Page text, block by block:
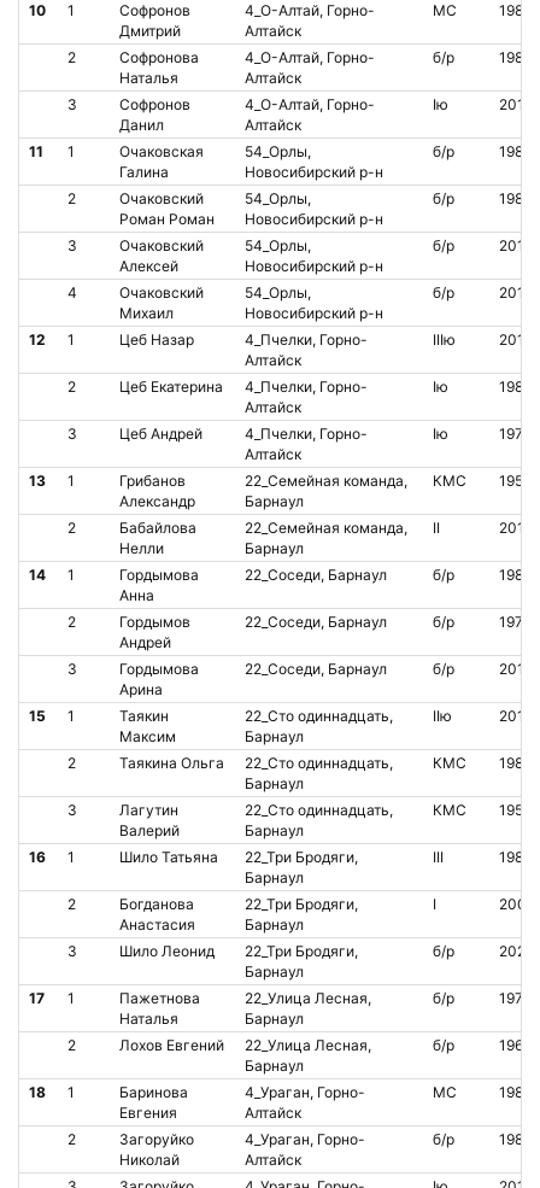
10 1
Софронов
Дмитрий
4_О-Алтай, Горно-
Алтайск
МС 1987
2
Софронова
Наталья
4_О-Алтай, Горно-
Алтайск
б/р 1987
3
Софронов
Данил
4_О-Алтай, Горно-
Алтайск
Iю 2014
11 1
Очаковская
Галина
54_Орлы,
Новосибирский р-н
б/р 1985
2
Очаковский
Роман Роман
54_Орлы,
Новосибирский р-н
б/р 1980
3
Очаковский
Алексей
54_Орлы,
Новосибирский р-н
б/р 2013
4
Очаковский
Михаил
54_Орлы,
Новосибирский р-н
б/р 2019
12 1 Цеб Назар
4_Пчелки, Горно-
Алтайск
IIIю 2014
2 Цеб Екатерина
4_Пчелки, Горно-
Алтайск
Iю 1981
3 Цеб Андрей
4_Пчелки, Горно-
Алтайск
Iю 1979
13 1
Грибанов
Александр
22_Семейная команда,
Барнаул
КМС 1950
2
Бабайлова
Нелли
22_Семейная команда,
Барнаул
II 2010
14 1
Гордымова
Анна
22_Соседи, Барнаул б/р 1983
2
Гордымов
Андрей
22_Соседи, Барнаул б/р 1976
3
Гордымова
Арина
22_Соседи, Барнаул б/р 2011
15 1
Таякин
Максим
22_Сто одиннадцать,
Барнаул
IIю 2013
2 Таякина Ольга
22_Сто одиннадцать,
Барнаул
КМС 1986
3
Лагутин
Валерий
22_Сто одиннадцать,
Барнаул
КМС 1954
16 1 Шило Татьяна
22_Три Бродяги,
Барнаул
III 1987
2
Богданова
Анастасия
22_Три Бродяги,
Барнаул
I 2006
3 Шило Леонид
22_Три Бродяги,
Барнаул
б/р 2020
17 1
Пажетнова
Наталья
22_Улица Лесная,
Барнаул
б/р 1971
2 Лохов Евгений
22_Улица Лесная,
Барнаул
б/р 1969
18 1
Баринова
Евгения
4_Ураган, Горно-
Алтайск
МС 1983
2
Загоруйко
Николай
4_Ураган, Горно-
Алтайск
б/р 1981